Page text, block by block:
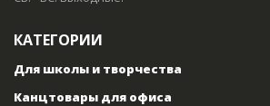
КАТЕГОРИИ
Для школы и творчества
Канцтовары для офиса